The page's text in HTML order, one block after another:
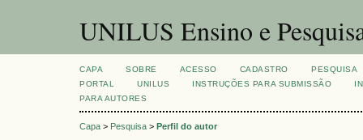
UNILUS Ensino e
CAPA SOBRE ACESSO CADASTRO
PESQUISA
PORTAL
UNILUS INSTRUÇÕES PARA SUBMISSÃO
PARA AUTORES
Capa > Pesquisa > Perfil do autor